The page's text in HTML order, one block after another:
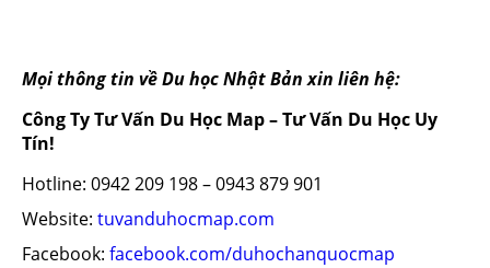
Mọi thông tin về Du học Nhật Bản xin liên hệ:
Công Ty Tư Vấn Du Học Map – Tư Vấn Du Học Uy
Tín!
Hotline: 0942 209 198 – 0943 879 901
Website: tuvanduhocmap.com
Facebook: facebook.com/duhochanquocmap